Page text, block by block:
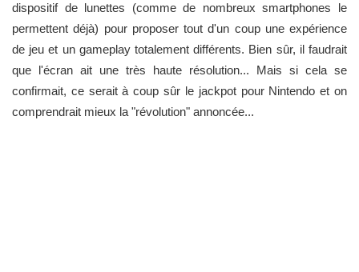
dispositif de lunettes (comme de nombreux smartphones le
permettent déjà) pour proposer tout d'un coup une expérience
de jeu et un gameplay totalement différents. Bien sûr, il faudrait
que l'écran ait une très haute résolution... Mais si cela se
confirmait, ce serait à coup sûr le jackpot pour Nintendo et on
comprendrait mieux la "révolution" annoncée...